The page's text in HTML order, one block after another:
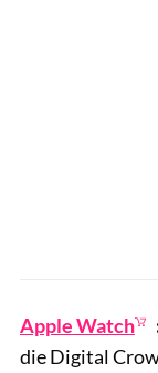
Apple Watch
die Digital